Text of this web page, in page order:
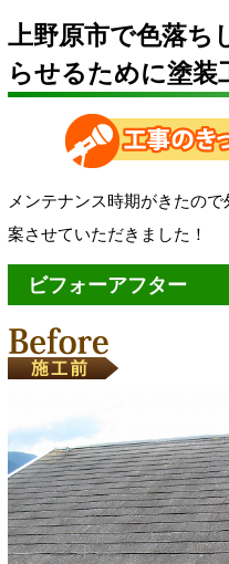
上野原市で色落ち
らせるために塗装
メンテナンス時期がきたの
案させていただきました！
ビフォーアフター